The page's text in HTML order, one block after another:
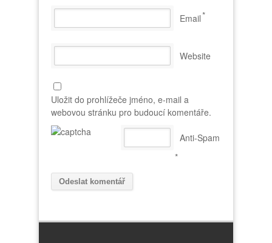
Email*
Website
Uložit do prohlížeče jméno, e-mail a
webovou stránku pro budoucí komentáře.
Anti-Spam
*